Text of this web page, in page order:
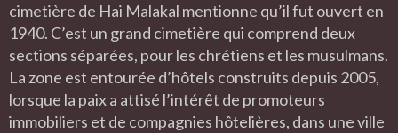
cimetière de Hai Malakal mentionne qu’il fut ouvert en
1940. C’est un grand cimetière qui comprend deux
sections séparées, pour les chrétiens et les musulmans.
La zone est entourée d’hôtels construits depuis 2005,
lorsque la paix a attisé l’intérêt de promoteurs
immobiliers et de compagnies hôtelières, dans une ville